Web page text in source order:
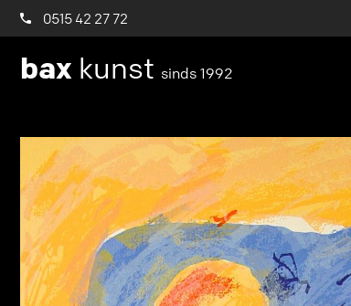
0515 42 27 72
bax kunst sinds 1992